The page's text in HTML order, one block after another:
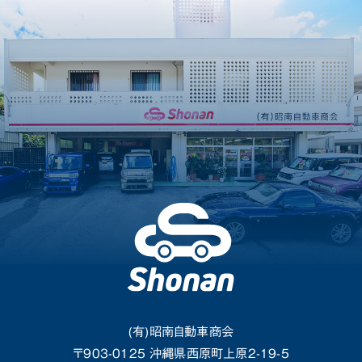
(有)昭南自動車商会
〒903-0125 沖縄県西原町上原2-19-5